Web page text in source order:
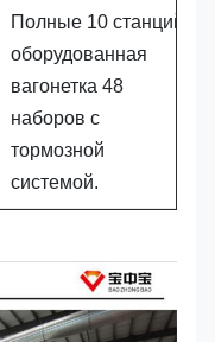
Полные 10 станций,
оборудованная
вагонетка 48
наборов с
тормозной
системой.